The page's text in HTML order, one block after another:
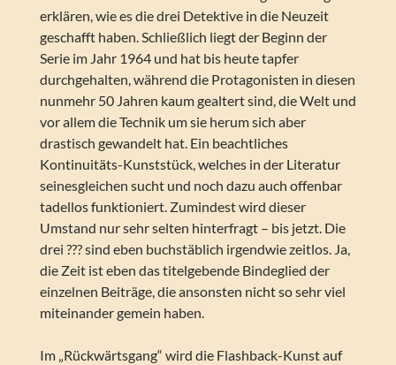
erklären, wie es die drei Detektive in die Neuzeit
geschafft haben. Schließlich liegt der Beginn der
Serie im Jahr 1964 und hat bis heute tapfer
durchgehalten, während die Protagonisten in diesen
nunmehr 50 Jahren kaum gealtert sind, die Welt und
vor allem die Technik um sie herum sich aber
drastisch gewandelt hat. Ein beachtliches
Kontinuitäts-Kunststück, welches in der Literatur
seinesgleichen sucht und noch dazu auch offenbar
tadellos funktioniert. Zumindest wird dieser
Umstand nur sehr selten hinterfragt – bis jetzt. Die
drei ??? sind eben buchstäblich irgendwie zeitlos. Ja,
die Zeit ist eben das titelgebende Bindeglied der
einzelnen Beiträge, die ansonsten nicht so sehr viel
miteinander gemein haben.
Im „Rückwärtsgang“ wird die Flashback-Kunst auf